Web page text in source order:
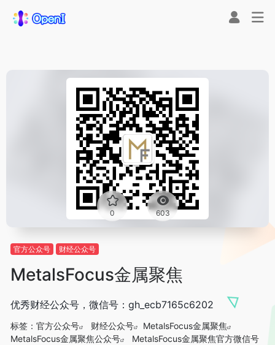
0 603
官方公众号 财经公众号
MetalsFocus金属聚焦
优秀财经公众号，微信号：gh_ecb7165c6202
标签： 官方公众号 财经公众号
MetalsFocus金属聚焦
MetalsFocus金属聚焦公众号
MetalsFocus金属聚焦官方微信号